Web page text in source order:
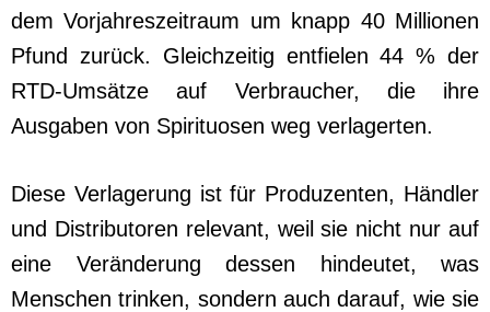
dem Vorjahreszeitraum um knapp 40 Millionen
Pfund zurück. Gleichzeitig entfielen 44 % der
RTD-Umsätze auf Verbraucher, die ihre
Ausgaben von Spirituosen weg verlagerten.
Diese Verlagerung ist für Produzenten, Händler
und Distributoren relevant, weil sie nicht nur auf
eine Veränderung dessen hindeutet, was
Menschen trinken, sondern auch darauf, wie sie